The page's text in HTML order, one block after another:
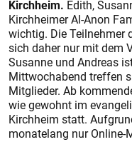
Kirchheim. Edith,
Kirchheimer Al-Anon
wichtig. Die Teilnehmer
sich daher nur mit dem
Susanne und Andreas
Mittwochabend treffen
Mitglieder. Ab
wie gewohnt im
Kirchheim statt.
monatelang nur Online-